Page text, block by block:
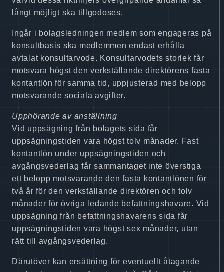
långt möjligt ska tillgodoses.
Ingår i bolagsledningen medlem som engageras på
konsultbasis ska medlemmen endast erhålla
avtalat konsultarvode. Konsultarvodets storlek får
motsvara högst den verkställande direktörens fasta
kontantlön för samma tid, uppjusterad med belopp
motsvarande sociala avgifter.
Upphörande av anställning
Vid uppsägning från bolagets sida får
uppsägningstiden vara högst tolv månader. Fast
kontantlön under uppsägningstiden och
avgångsvederlag får sammantaget inte överstiga
ett belopp motsvarande den fasta kontantlönen för
två år för den verkställande direktören och tolv
månader för övriga ledande befattningshavare. Vid
uppsägning från befattningshavarens sida får
uppsägningstiden vara högst sex månader, utan
rätt till avgångsvederlag.
Därutöver kan ersättning för eventuellt åtagande